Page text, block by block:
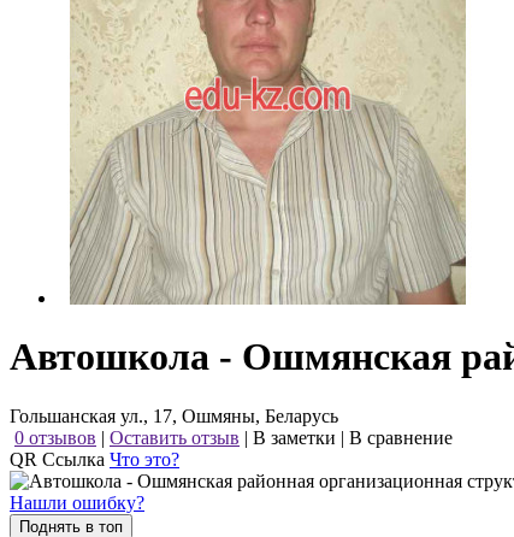
Автошкола - Ошмянская
Гольшанская ул., 17, Ошмяны, Беларусь
0 отзывов | Оставить отзыв | В заметки | В сравнение
QR Ссылка Что это?
Нашли ошибку?
Поднять в топ